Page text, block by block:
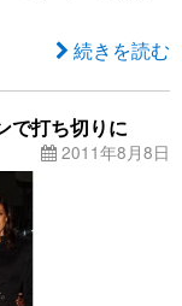
続きを読む
で打ち切りに
2011年8月8日